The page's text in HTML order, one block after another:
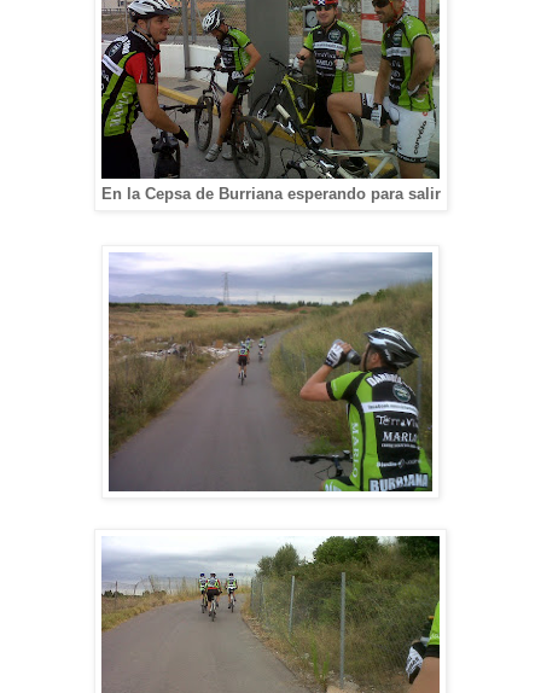
En la Cepsa de Burriana esperando para salir